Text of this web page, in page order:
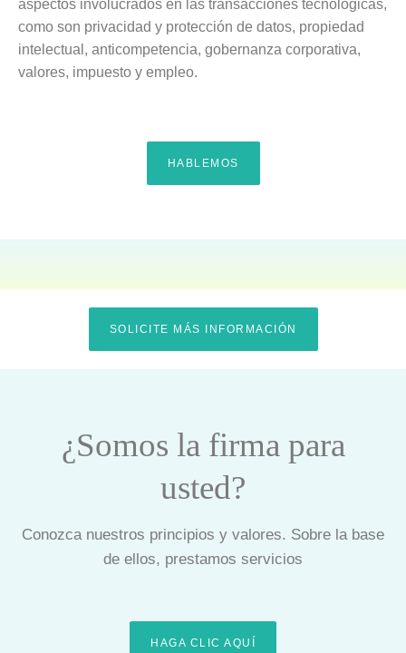
aspectos involucrados en las transacciones tecnológicas,
como son privacidad y protección de datos, propiedad
intelectual, anticompetencia, gobernanza corporativa,
valores, impuesto y empleo.
HABLEMOS
SOLICITE MÁS INFORMACIÓN
¿Somos la firma para
usted?
Conozca nuestros principios y valores. Sobre la base
de ellos, prestamos servicios
HAGA CLIC AQUÍ